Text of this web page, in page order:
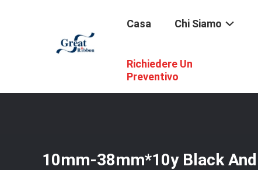
Casa Chi Siamo
Richiedere Un
Preventivo
Nastro Del Cotone / 10mm-
10mm-38mm*10y Black